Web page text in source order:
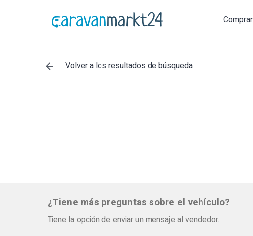
Comprar
Volver a los resultados de búsqueda
¿Tiene más preguntas sobre el vehículo?
Tiene la opción de enviar un mensaje al vendedor.